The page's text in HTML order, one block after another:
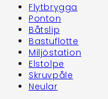
Flytbrygga
Ponton
Båtslip
Bastuflotte
Miljöstation
Elstolpe
Skruvpåle
Neular